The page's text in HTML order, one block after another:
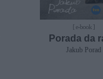
[ e-book ]
Porada da
Jakub Porad